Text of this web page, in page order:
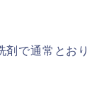
剤で通常とおり